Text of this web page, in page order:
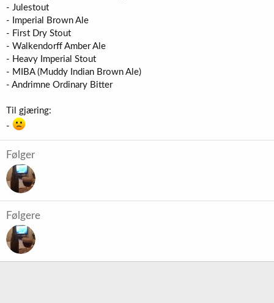
- Julestout
- Imperial Brown Ale
- First Dry Stout
- Walkendorff Amber Ale
- Heavy Imperial Stout
- MIBA (Muddy Indian Brown Ale)
- Andrimne Ordinary Bitter
Til gjæring:
-
Følger
Følgere